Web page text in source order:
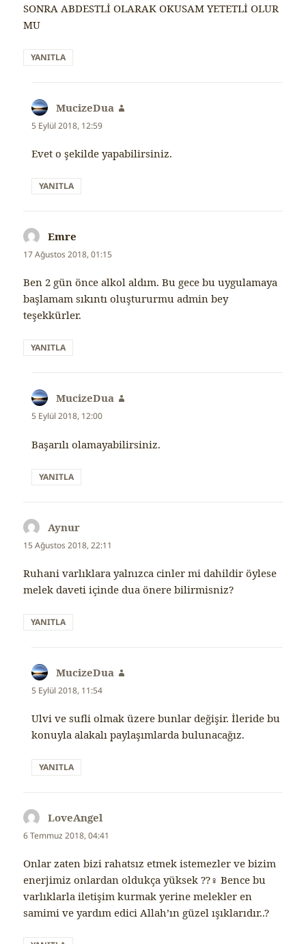
SONRA ABDESTLİ OLARAK OKUSAM YETETLİ OLUR
MU
YANITLA
MucizeDua
5 Eylül 2018, 12:59
Evet o şekilde yapabilirsiniz.
YANITLA
Emre
ki:
17 Ağustos 2018, 01:15
Ben 2 gün önce alkol aldım. Bu gece bu uygulamaya
başlamam sıkıntı oluştururmu admin bey
teşekkürler.
YANITLA
MucizeDua
5 Eylül 2018, 12:00
Başarılı olamayabilirsiniz.
YANITLA
Aynur
ki:
15 Ağustos 2018, 22:11
Ruhani varlıklara yalnızca cinler mi dahildir öylese
melek daveti içinde dua önere bilirmisniz?
YANITLA
MucizeDua
5 Eylül 2018, 11:54
Ulvi ve sufli olmak üzere bunlar değişir. İleride bu
konuyla alakalı paylaşımlarda bulunacağız.
YANITLA
LoveAngel
ki:
6 Temmuz 2018, 04:41
Onlar zaten bizi rahatsız etmek istemezler ve bizim
enerjimiz onlardan oldukça yüksek ??‍♀️ Bence bu
varlıklarla iletişim kurmak yerine melekler en
samimi ve yardım edici Allah’ın güzel ışıklarıdır..?